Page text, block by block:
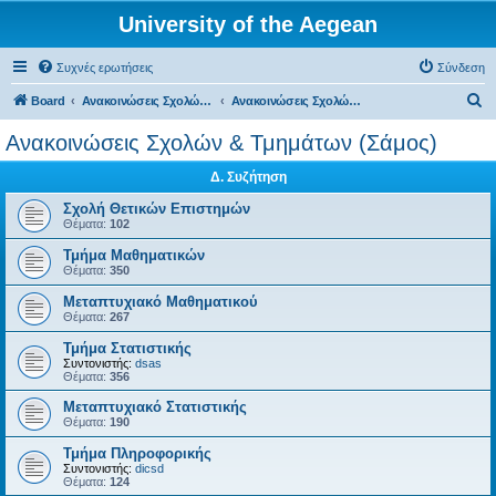
University of the Aegean
Συχνές ερωτήσεις Σύνδεση
Board Ανακοινώσεις Σχολών, Τμημάτων, Συλλόγων & Υπηρεσιών Ανακοινώσεις Σχολών & Τμημάτων (Σάμος)
σ
Ανακοινώσεις Σχολών & Τμημάτων (Σάμος)
Δ. Συζήτηση
Σχολή Θετικών Επιστημών
Θέματα: 102
Τμήμα Μαθηματικών
Θέματα: 350
Μεταπτυχιακό Μαθηματικού
Θέματα: 267
Τμήμα Στατιστικής
Συντονιστής: dsas
Θέματα: 356
Μεταπτυχιακό Στατιστικής
Θέματα: 190
Τμήμα Πληροφορικής
Συντονιστής: dicsd
Θέματα: 124